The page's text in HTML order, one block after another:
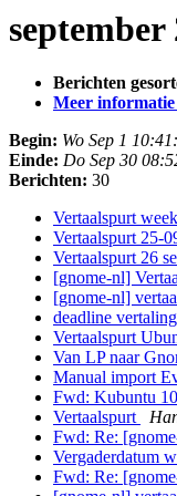
Berichten
Meer informatie
Begin: Wo Sep 1
Einde: Do Sep 30
Berichten: 30
Vertaalspurt
Vertaalspurt 25-
Vertaalspurt 26
[gnome-nl]
[gnome-nl]
deadline
Vertaalspurt
Van LP naar
Manual import
Fwd: Kubuntu
Vertaalspurt
Fwd: Re:
Vergaderdatum
Fwd: Re: